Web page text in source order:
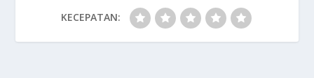
KECEPATAN: